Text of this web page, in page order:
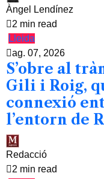
Àngel Lendínez
2 min read
Lleida
ag. 07, 2026
S’obre al
Gili i Roig,
connexió
l’entorn de
Redacció
2 min read